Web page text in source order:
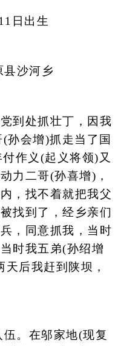
日出生
沙河乡
处抓壮丁，因我
孙会增)抓走当了国
作义(起义将领)又
力二哥(孙喜增)，
，找不着就把我父
找到了，经乡亲们
，同意抓我，当时
时我五弟(孙绍增
后我赶到陕坝，
。在邬家地(现复